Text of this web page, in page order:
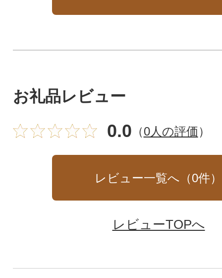
お礼品レビュー
0.0 （0人の評価）
レビュー一覧へ（0件）
レビューTOPへ